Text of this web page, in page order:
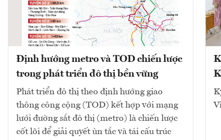
Định hướng metro và TOD chiến lược
trong phát triển đô thị bền vững
Phát triển đô thị theo định hướng giao
thông công cộng (TOD) kết hợp với mạng
lưới đường sắt đô thị (metro) là chiến lược
cốt lõi để giải quyết ùn tắc và tái cấu trúc